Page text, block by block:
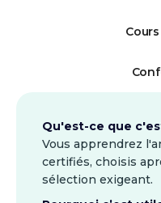
Qu'est-ce que
Vous apprendrez
certifiés, choisis
sélection exigeant.